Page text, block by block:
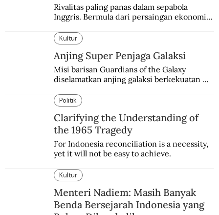
Rivalitas paling panas dalam sepabola
Inggris. Bermula dari persaingan ekonomi
Kultur
Anjing Super Penjaga Galaksi
Misi barisan Guardians of the Galaxy
diselamatkan anjing galaksi berkekuatan
si martir antariksa Soviet.
Politik
Clarifying the Understanding of
the 1965 Tragedy
For Indonesia reconciliation is a necessity,
yet it will not be easy to achieve.
Kultur
Menteri Nadiem: Masih Banyak
Benda Bersejarah Indonesia yang